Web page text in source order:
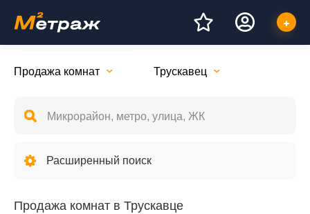
Продажа комнат Трускавец
Расширенный поиск
Продажа комнат в Трускавце